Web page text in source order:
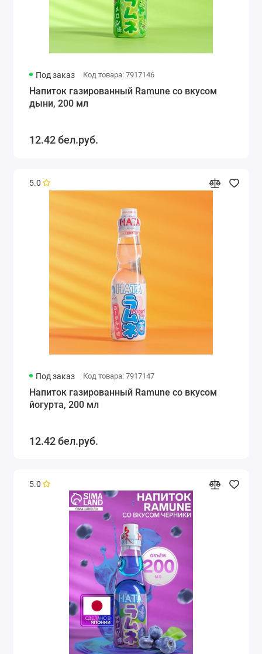
Под заказ Код товара: 7917146
Напиток газированный Ramune со вкусом
дыни, 200 мл
12.42 бел.руб.
5.0
Под заказ Код товара: 7917147
Напиток газированный Ramune со вкусом
йогурта, 200 мл
12.42 бел.руб.
5.0